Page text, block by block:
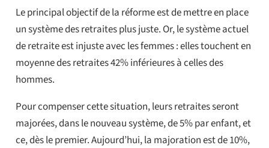
Le principal objectif de la réforme est de mettre en place
un système des retraites plus juste. Or, le système actuel
de retraite est injuste avec les femmes : elles touchent en
moyenne des retraites 42% inférieures à celles des
hommes.
Pour compenser cette situation, leurs retraites seront
majorées, dans le nouveau système, de 5% par enfant, et
ce, dès le premier. Aujourd’hui, la majoration est de 10%,